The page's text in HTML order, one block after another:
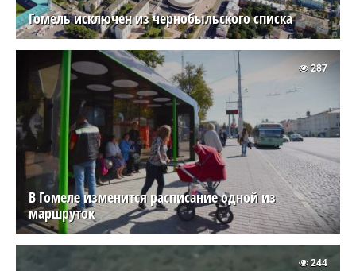
Гомель исключен из чернобыльского списка
В Гомеле изменится расписание одной из
маршруток
287
244